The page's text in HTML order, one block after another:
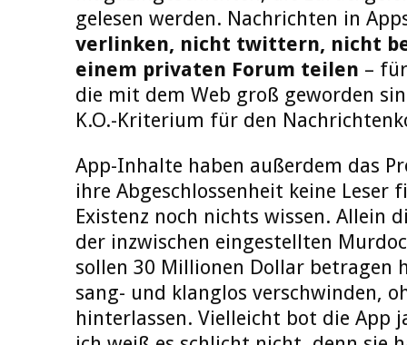
gelesen werden. Nachrichten in
verlinken, nicht twittern, nicht
einem privaten Forum teilen –
die mit dem Web groß geworden
K.O.-Kriterium für den
App-Inhalte haben außerdem das
ihre Abgeschlossenheit keine Leser
Existenz noch nichts wissen. Allein
der inzwischen eingestellten
sollen 30 Millionen Dollar betragen
sang- und klanglos verschwinden,
hinterlassen. Vielleicht bot die App